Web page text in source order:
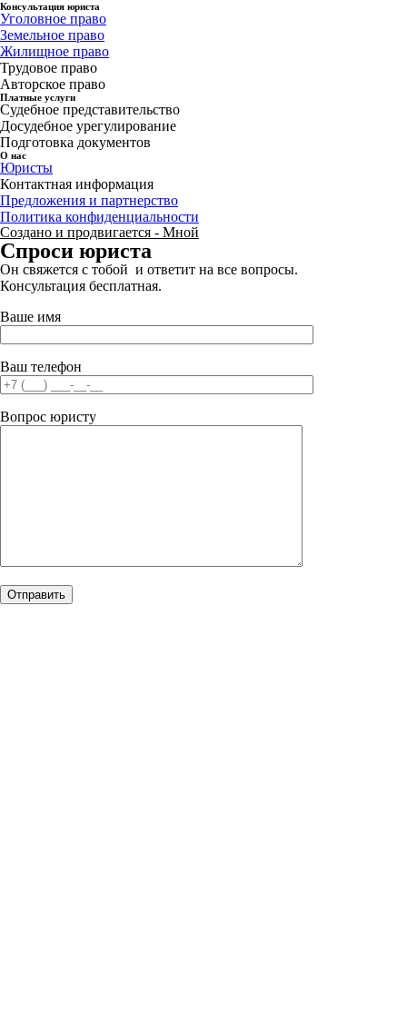
Консультация юриста
Уголовное право
Земельное право
Жилищное право
Трудовое право
Авторское право
Платные услуги
Судебное представительство
Досудебное урегулирование
Подготовка документов
О нас
Юристы
Контактная информация
Предложения и партнерство
Политика конфиденциальности
Создано и продвигается - Мной
Спроси юриста
Он свяжется с тобой и ответит на все вопросы.
Консультация бесплатная.
Ваше имя
Ваш телефон
Вопрос юристу